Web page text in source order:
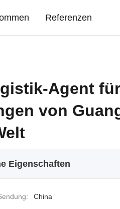
Referenzen
Agent
von
Eigenschaften
China